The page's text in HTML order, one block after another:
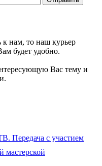
к нам, то наш курьер
будет удобно.
Вас тему и
Передача с участием
мастерской